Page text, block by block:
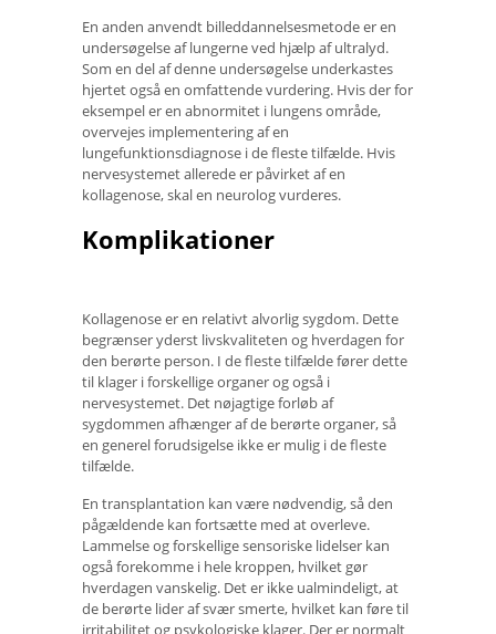
En anden anvendt billeddannelsesmetode er en
undersøgelse af lungerne ved hjælp af ultralyd.
Som en del af denne undersøgelse underkastes
hjertet også en omfattende vurdering. Hvis der for
eksempel er en abnormitet i lungens område,
overvejes implementering af en
lungefunktionsdiagnose i de fleste tilfælde. Hvis
nervesystemet allerede er påvirket af en
kollagenose, skal en neurolog vurderes.
Komplikationer
Kollagenose er en relativt alvorlig sygdom. Dette
begrænser yderst livskvaliteten og hverdagen for
den berørte person. I de fleste tilfælde fører dette
til klager i forskellige organer og også i
nervesystemet. Det nøjagtige forløb af
sygdommen afhænger af de berørte organer, så
en generel forudsigelse ikke er mulig i de fleste
tilfælde.
En transplantation kan være nødvendig, så den
pågældende kan fortsætte med at overleve.
Lammelse og forskellige sensoriske lidelser kan
også forekomme i hele kroppen, hvilket gør
hverdagen vanskelig. Det er ikke ualmindeligt, at
de berørte lider af svær smerte, hvilket kan føre til
irritabilitet og psykologiske klager. Der er normalt